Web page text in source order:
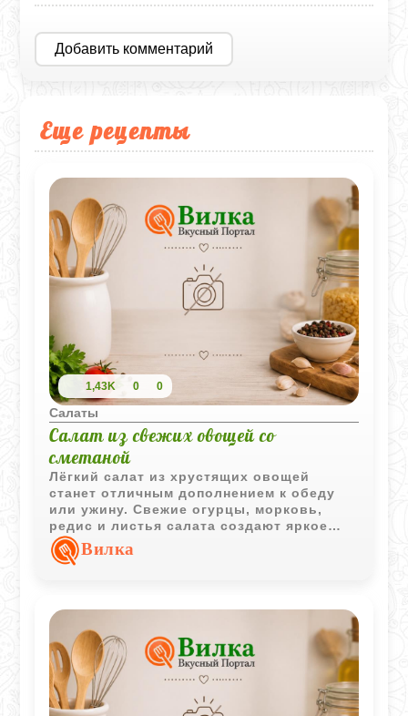
Добавить комментарий
Еще рецепты
1,43K 0 0
Салаты
Салат из свежих овощей со
сметаной
Лёгкий салат из хрустящих овощей
станет отличным дополнением к обеду
или ужину. Свежие огурцы, морковь,
редис и листья салата создают яркое
сочетание вкусов и приятную текстуру.
Вилка